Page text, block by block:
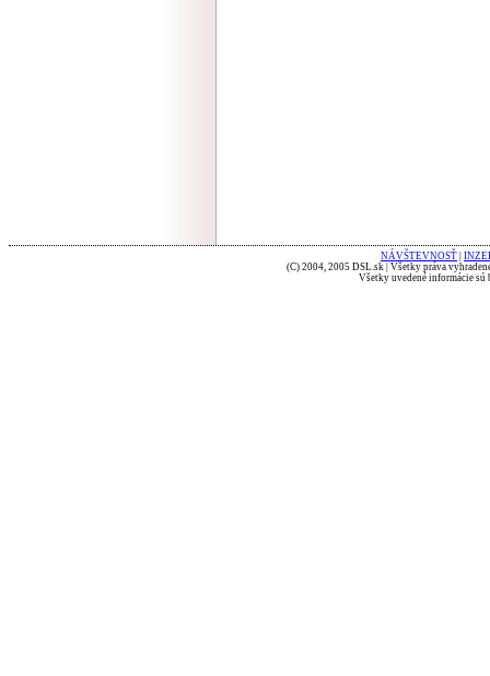
NÁVŠTEVNOSŤ
(C) 2004, 2005 DSL.sk | Všetky práva
Všetky uvedené informácie sú